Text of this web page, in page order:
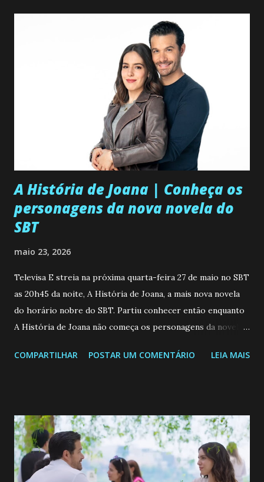
A História de Joana | Conheça os
personagens da nova novela do
SBT
maio 23, 2026
Televisa E streia na próxima quarta-feira 27 de maio no SBT
as 20h45 da noite, A História de Joana, a mais nova novela
do horário nobre do SBT. Partiu conhecer então enquanto
A História de Joana não começa os personagens da novela?
de 25/05/26 a 31/05/26 JOANA GUADALUPE (Camila
permanecer virgem até encontrar o homem que realmente
ama, o que não é fácil, já que dedica todas as suas energias a
se aprimorar, trabalhando, estudando e se orgulhando de
ser a primeira mulher da família a ingressar na
COMPARTILHAR POSTAR UM COMENTÁRIO LEIA MAIS